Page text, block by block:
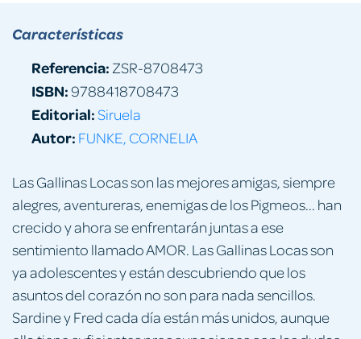
Las Gallinas Locas son las mejores amigas, siempre
alegres, aventureras, enemigas de los Pigmeos... han
crecido y ahora se enfrentarán juntas a ese
sentimiento llamado AMOR. Las Gallinas Locas son
ya adolescentes y están descubriendo que los
asuntos del corazón no son para nada sencillos.
Sardine y Fred cada día están más unidos, aunque
Características
Referencia: ZSR-8708473
ISBN:9788418708473
Editorial:Siruela
Autor: FUNKE, CORNELIA